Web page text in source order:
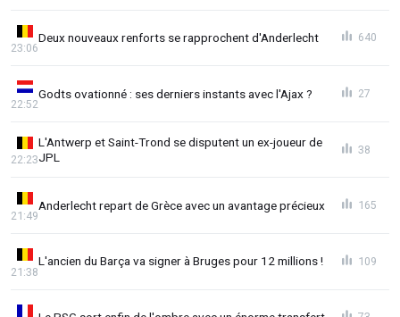
Deux nouveaux renforts se rapprochent d'Anderlecht
23:06
640
Godts ovationné : ses derniers instants avec l'Ajax ?
22:52
27
L'Antwerp et Saint-Trond se disputent un ex-joueur de
JPL
22:23
38
Anderlecht repart de Grèce avec un avantage précieux
21:49
165
L'ancien du Barça va signer à Bruges pour 12 millions !
21:38
109